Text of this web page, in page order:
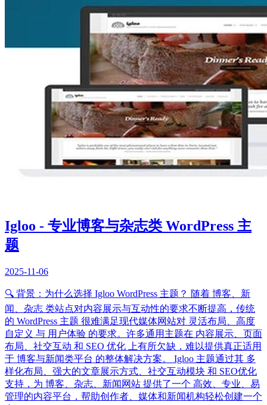
Igloo - 专业博客与杂志类 WordPress 主
题
2025-11-06
🔍 背景：为什么选择 Igloo WordPress 主题？ 随着 博客、新
闻、杂志 类站点对内容展示与互动性的要求不断提高，传统
的 WordPress 主题 很难满足现代媒体网站对 灵活布局、高度
自定义 与 用户体验 的要求。许多通用主题在 内容展示、页面
布局、社交互动 和 SEO 优化 上有所欠缺，难以提供真正适用
于 博客与新闻类平台 的整体解决方案。 Igloo 主题通过其 多
样化布局、强大的文章展示方式、社交互动模块 和 SEO优化
支持，为 博客、杂志、新闻网站 提供了一个 高效、专业、易
管理的内容平台，帮助创作者、媒体和新闻机构轻松创建一个